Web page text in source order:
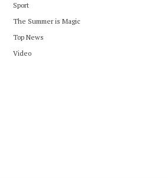
Sport
The Summer is Magic
Top News
Video